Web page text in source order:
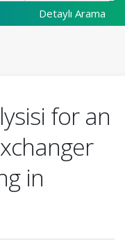
Detaylı Arama
for an
in